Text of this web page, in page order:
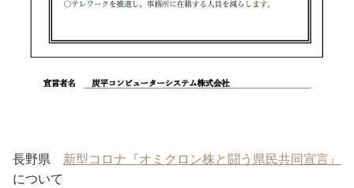
長野県 新型コロナ『オミクロン株と闘う県民共同宣言』
について